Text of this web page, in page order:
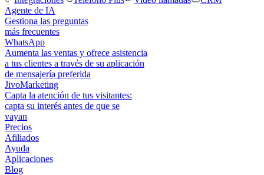
Agente de IA
Gestiona las preguntas
más frecuentes
WhatsApp
Aumenta las ventas y ofrece asistencia
a tus clientes a través de su aplicación
de mensajería preferida
JivoMarketing
Capta la atención de tus visitantes:
capta su interés antes de que se
vayan
Precios
Afiliados
Ayuda
Aplicaciones
Blog